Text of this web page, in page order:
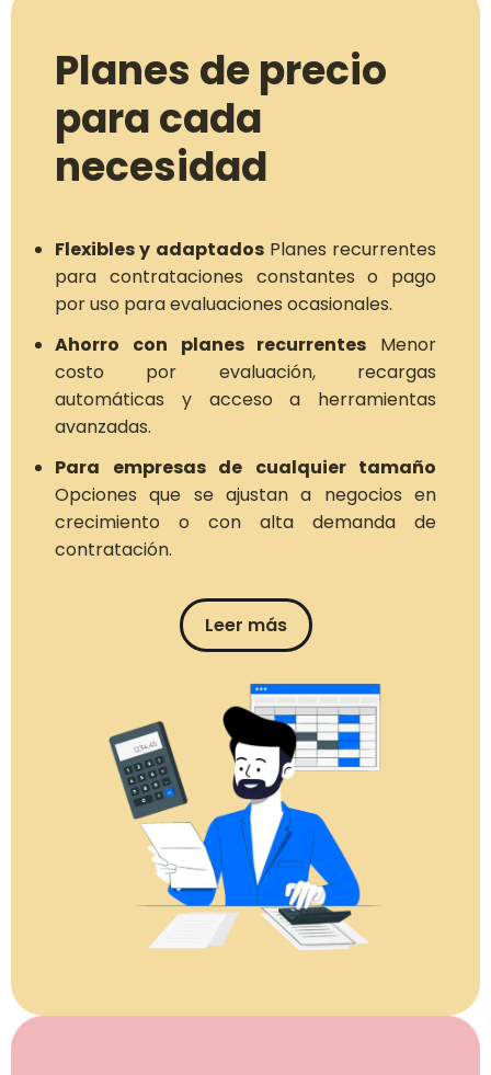
Planes de precio
para cada
necesidad
Flexibles y adaptadosPlanes recurrentes
para contrataciones constantes o pago
por uso para evaluaciones ocasionales.
Ahorro con planes recurrentes Menor
costo por evaluación, recargas
automáticas y acceso a herramientas
avanzadas.
Para empresas de cualquier tamaño
Opciones que se ajustan a negocios en
crecimiento o con alta demanda de
contratación.
Leer más